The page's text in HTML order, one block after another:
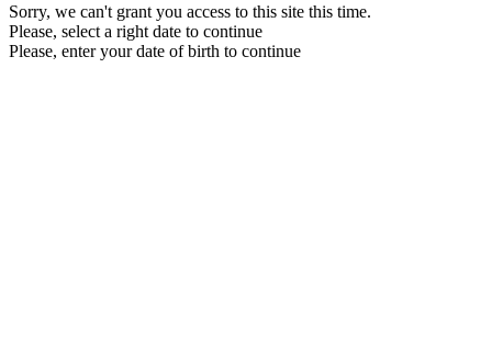
Sorry, we can't grant you access to this site this time.
Please, select a right date to continue
Please, enter your date of birth to continue